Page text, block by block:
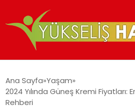
MALIYETLERINI AZALTIYOR’
Ana Sayfa Yaşam
2024 Yılında Güneş Kremi Fiyatları:
Rehberi